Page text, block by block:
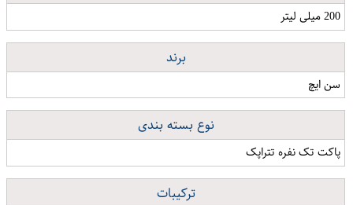
200 میلی لیتر
برند
سن ایچ
نوع بسته بندی
پاکت تک نفره تتراپک
ترکیبات